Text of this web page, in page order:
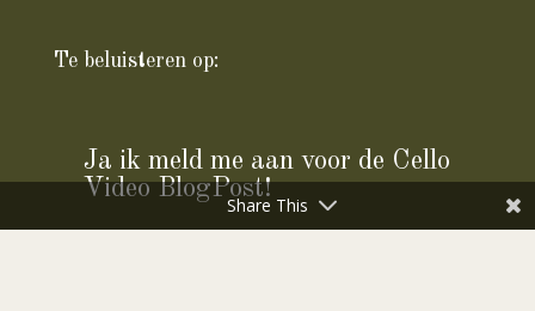
Aangesloten bij: Share This